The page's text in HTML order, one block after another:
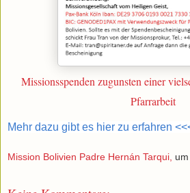
Missionsspenden zugunsten einer
Pfarrarbeit
Mehr dazu gibt es hier zu erfahren
Mission Bolivien Padre Hernán Tarqui, um